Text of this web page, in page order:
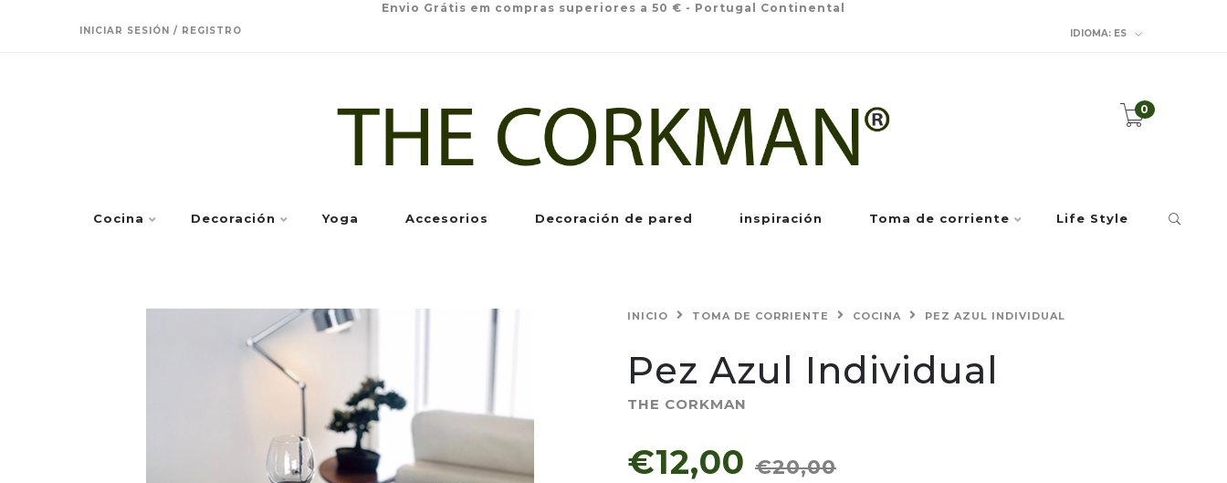
Envio Grátis em compras superiores a 50 € - Portugal Continental
INICIAR SESIÓN / REGISTRO IDIOMA: ES
0
Cocina Decoración Yoga Accesorios Decoración de pared inspiración Toma de corriente Life Style
INICIO TOMA DE CORRIENTE COCINA PEZ AZUL INDIVIDUAL
Pez Azul Individual
THE CORKMAN
€12,00 €20,00